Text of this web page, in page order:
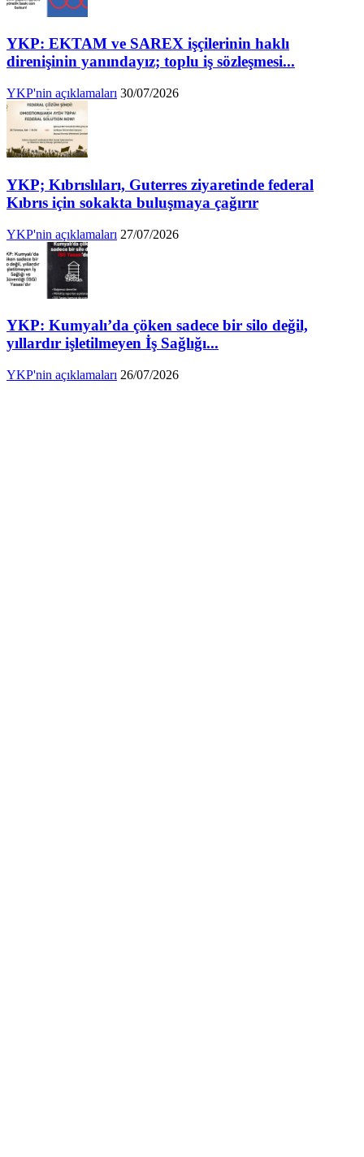
YKP: EKTAM ve SAREX işçilerinin haklı
direnişinin yanındayız; toplu iş sözleşmesi...
YKP'nin açıklamaları 30/07/2026
YKP; Kıbrıslıları, Guterres ziyaretinde federal
Kıbrıs için sokakta buluşmaya çağırır
YKP'nin açıklamaları 27/07/2026
YKP: Kumyalı’da çöken sadece bir silo değil,
yıllardır işletilmeyen İş Sağlığı...
YKP'nin açıklamaları 26/07/2026